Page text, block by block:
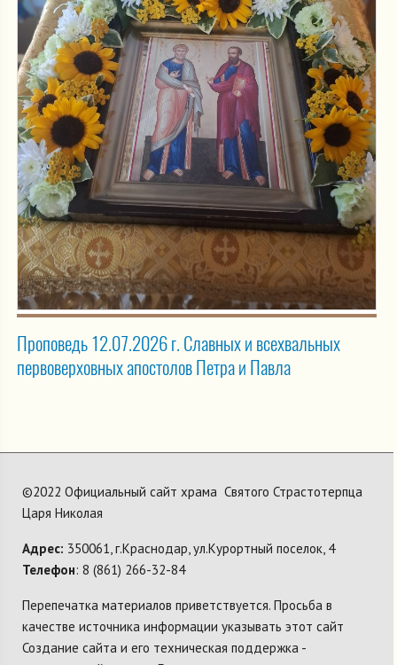
Проповедь 12.07.2026 г. Славных и всехвальных
первоверховных апостолов Петра и Павла
©2022 Официальный сайт храма Святого Страстотерпца
Царя Николая
Адрес: 350061, г.Краснодар, ул.Курортный поселок, 4
Телефон: 8 (861) 266-32-84
Перепечатка материалов приветствуется. Просьба в
качестве источника информации указывать этот сайт
Создание сайта и его техническая поддержка -